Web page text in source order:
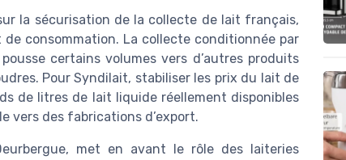
la sécurisation de la collecte de lait français,
consommation. La collecte conditionnée par
certains volumes vers d’autres produits
Pour Syndilait, stabiliser les prix du lait de
de litres de lait liquide réellement disponibles
vers des fabrications d’export.
met en avant le rôle des laiteries